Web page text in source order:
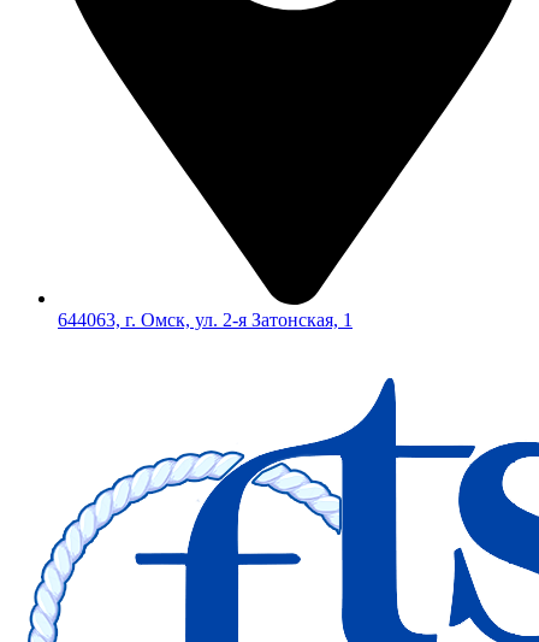
644063, г. Омск, ул. 2-я Затонская, 1